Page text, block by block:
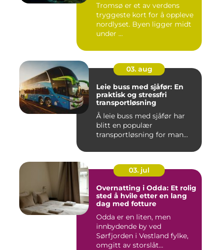
Tromsø er et av verdens
tryggeste kort for å oppleve
nordlyset. Byen ligger midt
under ...
03. aug
Leie buss med sjåfør: En
praktisk og stressfri
transportløsning
Å leie buss med sjåfør har
blitt en populær
transportløsning for man...
03. jul
Overnatting i Odda: Et rolig
sted å hvile etter en lang
dag med fotture
Odda er en liten, men
innbydende by ved
Sørfjorden i Vestland fylke,
omgitt av storslåt...